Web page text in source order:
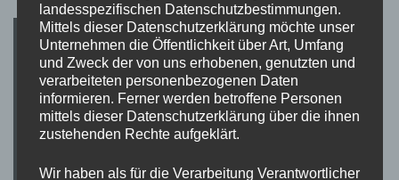
landesspezifischen Datenschutzbestimmungen.
Mittels dieser Datenschutzerklärung möchte unser
Unternehmen die Öffentlichkeit über Art, Umfang
und Zweck der von uns erhobenen, genutzten und
verarbeiteten personenbezogenen Daten
informieren. Ferner werden betroffene Personen
mittels dieser Datenschutzerklärung über die ihnen
zustehenden Rechte aufgeklärt.
Wir haben als für die Verarbeitung Verantwortlicher